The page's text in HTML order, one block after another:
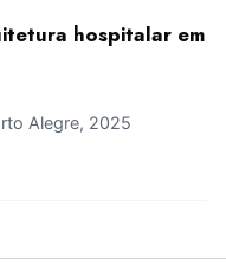
hospitalar em
Alegre, 2025